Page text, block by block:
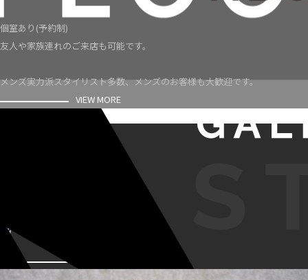
個室あり(予約制)
友人や家族連れのご来店も可能です。
メンズ実力派スタイリスト多数、メンズのお客様も大歓迎です。
VIEW MORE